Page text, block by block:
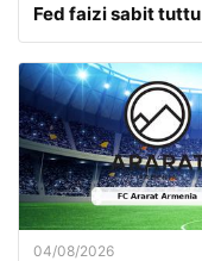
Fed faizi sabit tuttu
04/08/2026